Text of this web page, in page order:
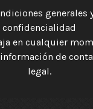
generales
confidencialidad
en cualquier
de
legal.